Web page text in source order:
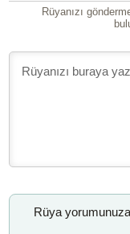
Rüyanızı
Rüya